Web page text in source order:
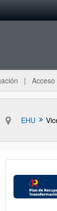
EHU
ocultar